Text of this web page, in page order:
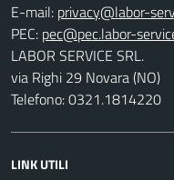
E-mail:
PEC:
LABOR SERVICE SRL.
via Righi 29 Novara (NO)
Telefono: 0321.1814220
LINK UTILI